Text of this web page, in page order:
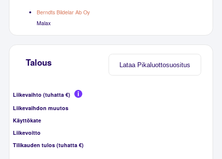
Berndts Bildelar Ab Oy
Malax
Lataa Pikaluottosuositus
Talous
Liikevaihto (tuhatta €)
Liikevaihdon muutos
Käyttökate
Liikevoitto
Tilikauden tulos (tuhatta €)